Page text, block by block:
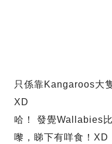
只係靠Kangaroos大
XD
哈！ 發覺Wallabies
嚟，睇下有咩食！XD